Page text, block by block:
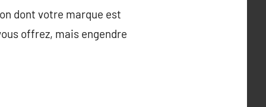
dont votre marque est
offrez, mais engendre